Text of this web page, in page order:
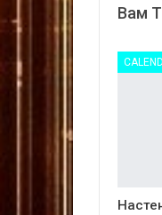
Вам